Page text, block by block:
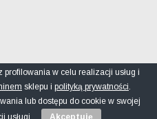
prywatności FAQ
w celu realizacji usług i
sklepu i polityką prywatności.
lub dostępu do cookie w swojej
usługi.
Akceptuję